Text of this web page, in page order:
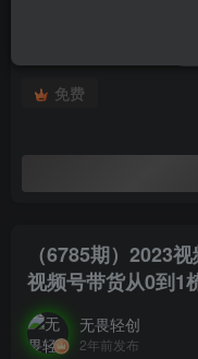
此内容为付费阅读，请付费
免费
（6785期）2023
视频号带货从0到1
无畏轻创
2年前发布